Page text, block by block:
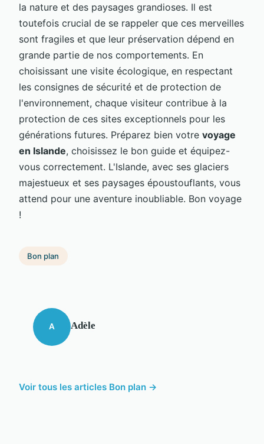
la nature et des paysages grandioses. Il est
toutefois crucial de se rappeler que ces merveilles
sont fragiles et que leur préservation dépend en
grande partie de nos comportements. En
choisissant une visite écologique, en respectant
les consignes de sécurité et de protection de
l'environnement, chaque visiteur contribue à la
protection de ces sites exceptionnels pour les
générations futures. Préparez bien votre voyage
en Islande, choisissez le bon guide et équipez-
vous correctement. L'Islande, avec ses glaciers
majestueux et ses paysages époustouflants, vous
attend pour une aventure inoubliable. Bon voyage
!
Bon plan
A Adèle
Voir tous les articles Bon plan →